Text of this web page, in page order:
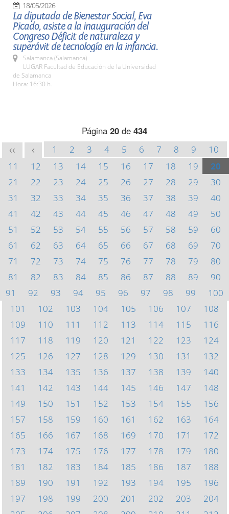
18/05/2026
La diputada de Bienestar Social, Eva
Picado, asiste a la inauguración del
Congreso Déficit de naturaleza y
superávit de tecnología en la infancia.
Salamanca (Salamanca)
LUGAR Facultad de Educación de la Universidad
de Salamanca
Hora: 16:30 h.
Página 20 de 434
<< < 1 2 3 4 5 6 7 8 9
10
11
12 13 14 15 16 17 18 19
20
21
22 23 24 25 26 27 28 29
30
31
32 33 34 35 36 37 38 39
40
41
42 43 44 45 46 47 48 49
50
51
52 53 54 55 56 57 58 59
60
61
62 63 64 65 66 67 68 69
70
71
72 73 74 75 76 77 78 79
80
81
82 83 84 85 86 87 88 89
90
91
92 93 94 95 96 97 98 99
100
101
102 103 104 105 106 107
108
109
110 111 112 113 114 115
116
117
118 119 120 121 122 123
124
125
126 127 128 129 130 131
132
133
134 135 136 137 138 139
140
141
142 143 144 145 146 147
148
149
150 151 152 153 154 155
156
157
158 159 160 161 162 163
164
165
166 167 168 169 170 171
172
173
174 175 176 177 178 179
180
181
182 183 184 185 186 187
188
189
190 191 192 193 194 195
196
197
198 199 200 201 202 203
204